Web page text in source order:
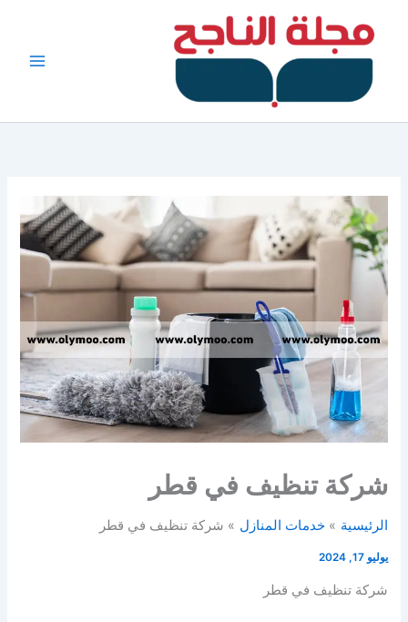
شركة تنظيف في قطر
الرئيسية خدمات المنازل شركة تنظيف في قطر
يوليو 17, 2024
شركة تنظيف في قطر